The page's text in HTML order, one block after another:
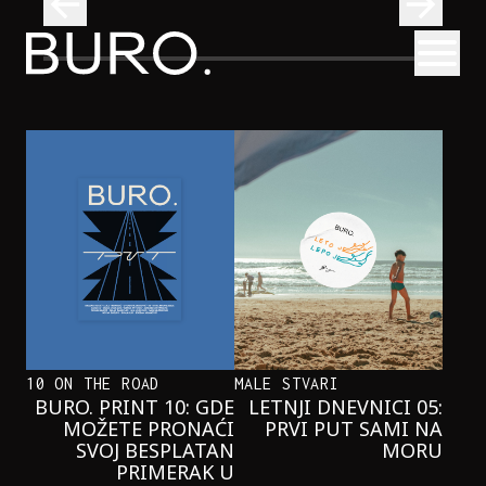
BURO.
NAJČISTIJA KUPALIŠTA U SRBIJI KOJA
POSEĆUJEMO OVOG LETA
10 ON THE ROAD
BURO. PRINT 10: GDE
MOŽETE PRONAĆI
SVOJ BESPLATAN
PRIMERAK U
MALE STVARI
LETNJI DNEVNICI 05:
PRVI PUT SAMI NA
MORU